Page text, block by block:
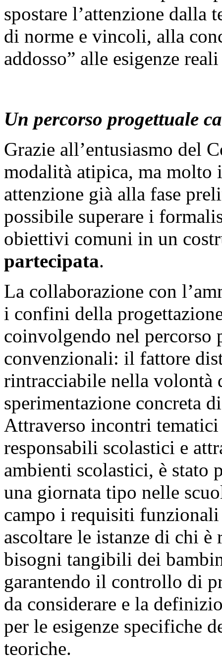
spostare l’attenzione dalla
di norme e vincoli, alla
addosso” alle esigenze
Un percorso progettuale
Grazie all’entusiasmo del
modalità atipica, ma molto
attenzione già alla fase
possibile superare i
obiettivi comuni in un
partecipata.
La collaborazione con
i confini della
coinvolgendo nel percorso
convenzionali: il fattore
rintracciabile nella volontà
sperimentazione concreta
Attraverso incontri
responsabili scolastici e
ambienti scolastici, è stato
una giornata tipo nelle
campo i requisiti
ascoltare le istanze di chi è
bisogni tangibili dei
garantendo il controllo di
da considerare e la
per le esigenze specifiche
teoriche.